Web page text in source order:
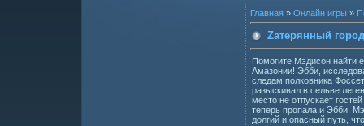
Главная » Онлайн игры »
Zатерянный
Помогите Мэдисон найти
Амазонии! Эбби,
следам полковника
разыскивал в сельве
место не отпускает
теперь пропала и Эбби.
долгий и опасный путь,